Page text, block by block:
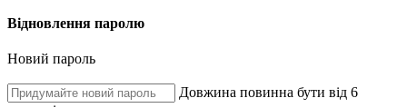
Відновлення паролю
Новий пароль
Довжина повинна бути від 6